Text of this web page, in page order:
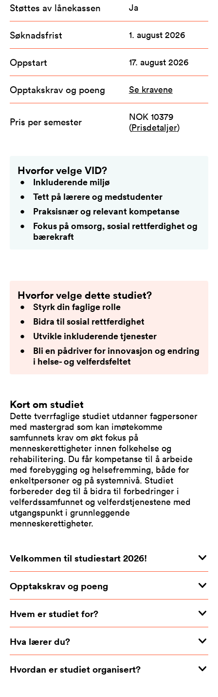
Støttes av lånekassen Ja
Søknadsfrist 1. august 2026
Oppstart 17. august 2026
Opptakskrav og poeng Se kravene
Pris per semester
NOK 10379
(Prisdetaljer)
Hvorfor velge VID?
Inkluderende miljø
Tett på lærere og medstudenter
Praksisnær og relevant kompetanse
Fokus på omsorg, sosial rettferdighet og
bærekraft
Hvorfor velge dette studiet?
Styrk din faglige rolle
Bidra til sosial rettferdighet
Utvikle inkluderende tjenester
Bli en pådriver for innovasjon og endring
i helse- og velferdsfeltet
Kort om studiet
Dette tverrfaglige studiet utdanner fagpersoner
med mastergrad som kan imøtekomme
samfunnets krav om økt fokus på
menneskerettigheter innen folkehelse og
rehabilitering. Du får kompetanse til å arbeide
med forebygging og helsefremming, både for
enkeltpersoner og på systemnivå. Studiet
forbereder deg til å bidra til forbedringer i
velferdssamfunnet og velferdstjenestene med
utgangspunkt i grunnleggende
menneskerettigheter.
Velkommen til studiestart 2026!
Opptakskrav og poeng
Hvem er studiet for?
Hva lærer du?
Hvordan er studiet organisert?